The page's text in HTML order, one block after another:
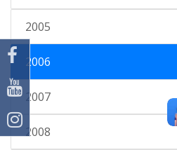
2005
2006
2007
2008